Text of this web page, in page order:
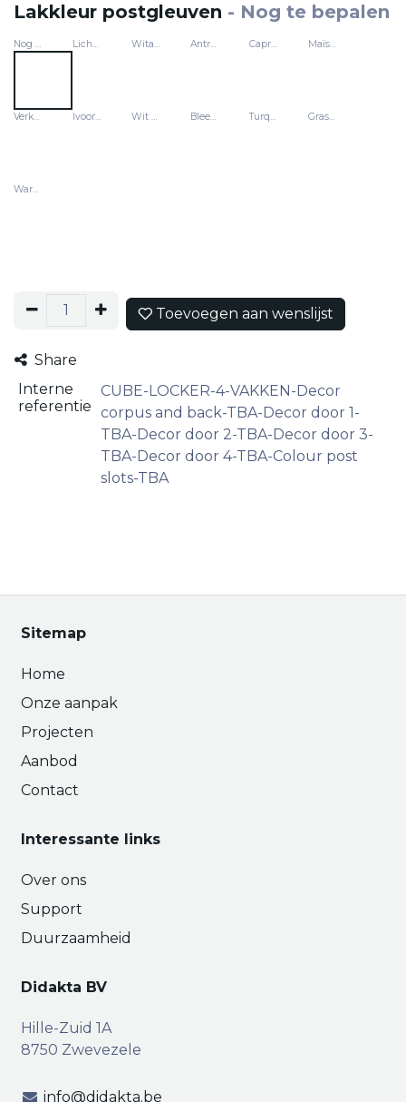
Lakkleur postgleuven - Nog te bepalen
Nog te bepalen Lichtgrijs - RAL 7035 Witaluminium - RAL 9006 Antraciet metal Capriblauw - RAL 5019 Maïsgeel - RAL 1006
Verkeerspurper - RAL 4006 Ivoorkleurig - RAL 1015 Wit - RAL 9010 Bleekgroen - RAL 6021 Turquoise - RAL 5021 Grasgroen - RAL 6018
Warmgrijs - RAL 7032
Toevoegen aan wenslijst
Share
Interne
referentie
CUBE-LOCKER-4-VAKKEN-Decor
corpus and back-TBA-Decor door 1-
TBA-Decor door 2-TBA-Decor door 3-
TBA-Decor door 4-TBA-Colour post
slots-TBA
Sitemap
Home
Onze aanpak
Projecten
Aanbod
Contact
Interessante links
Over ons
Support
Duurzaamheid
Didakta BV
Hille-Zuid 1A
8750 Zwevezele
info@didakta.be